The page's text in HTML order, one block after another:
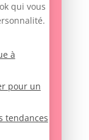
qui vous
à
pour un
tendances